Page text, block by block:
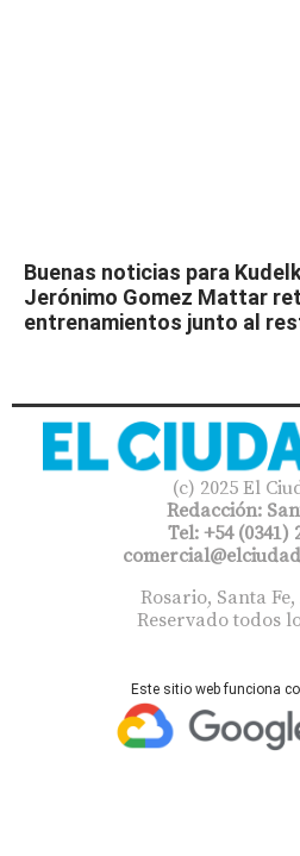
Buenas noticias para
Jerónimo Gomez Mattar
entrenamientos junto al
(c) 2025 El
Redacción:
Tel: +54 (0341)
Rosario, Santa
Reservado todos
Este sitio web funciona